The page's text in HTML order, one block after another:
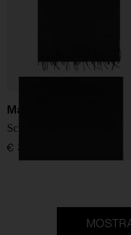
Max Mara
Sciarpa in lana
€ 350,00